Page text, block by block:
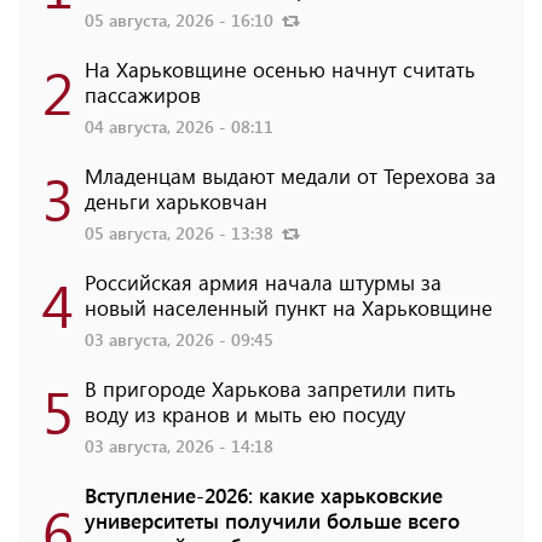
05 августа, 2026 - 16:10
2 На Харьковщине осенью начнут считать
пассажиров
04 августа, 2026 - 08:11
3 Младенцам выдают медали от Терехова за
деньги харьковчан
05 августа, 2026 - 13:38
4 Российская армия начала штурмы за
новый населенный пункт на Харьковщине
03 августа, 2026 - 09:45
5 В пригороде Харькова запретили пить
воду из кранов и мыть ею посуду
03 августа, 2026 - 14:18
Вступление-2026: какие харьковские
университеты получили больше всего